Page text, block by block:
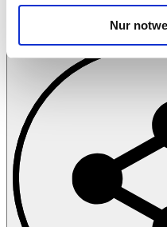
analysieren. Außerdem
Verwendung unserer
soziale Medien, Werbung
Partner führen diese
weiteren Daten
haben oder die sie im
gesammelt haben.
Nur
Print